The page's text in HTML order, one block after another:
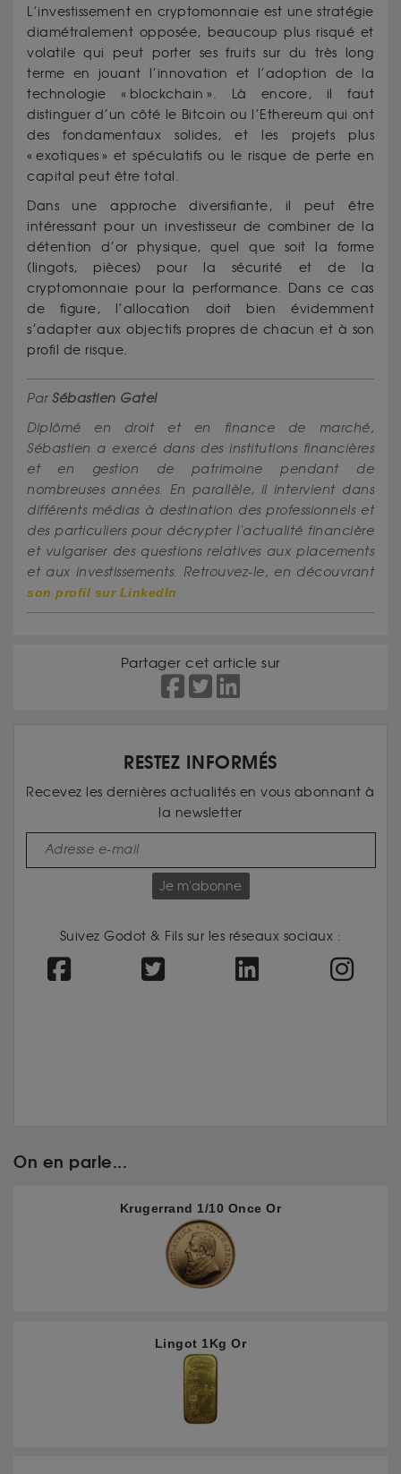
L’investissement en cryptomonnaie est une stratégie
diamétralement opposée, beaucoup plus risqué et
volatile qui peut porter ses fruits sur du très long
terme en jouant l’innovation et l’adoption de la
technologie « blockchain ». Là encore, il faut
distinguer d’un côté le Bitcoin ou l’Ethereum qui ont
des fondamentaux solides, et les projets plus
« exotiques » et spéculatifs ou le risque de perte en
capital peut être total.
Dans une approche diversifiante, il peut être
intéressant pour un investisseur de combiner de la
détention d’or physique, quel que soit la forme
(lingots, pièces) pour la sécurité et de la
cryptomonnaie pour la performance. Dans ce cas
de figure, l’allocation doit bien évidemment
s’adapter aux objectifs propres de chacun et à son
profil de risque.
Par Sébastien Gatel
Diplômé en droit et en finance de marché,
Sébastien a exercé dans des institutions financières
et en gestion de patrimoine pendant de
nombreuses années. En parallèle, il intervient dans
différents médias à destination des professionnels et
des particuliers pour décrypter l'actualité financière
et vulgariser des questions relatives aux placements
et aux investissements. Retrouvez-le, en découvrant
son profil sur LinkedIn
Partager cet article sur
RESTEZ INFORMÉS
Recevez les dernières actualités en vous abonnant à
la newsletter
Je m'abonne
Suivez Godot & Fils sur les réseaux sociaux :
On en parle...
Krugerrand 1/10 Once Or
Lingot 1Kg Or